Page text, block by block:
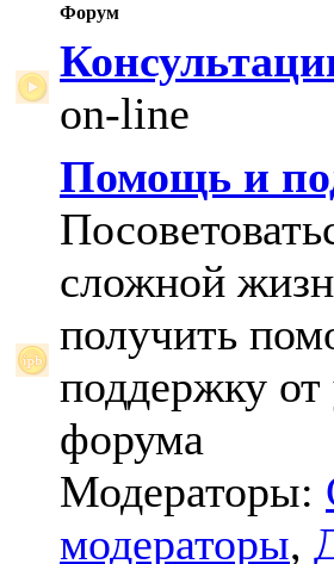
Форум
on-line
Помощь и
сложной
получить
поддержку от
форума
Модераторы:
модераторы,